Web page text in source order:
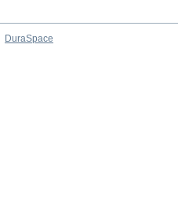
DuraSpace